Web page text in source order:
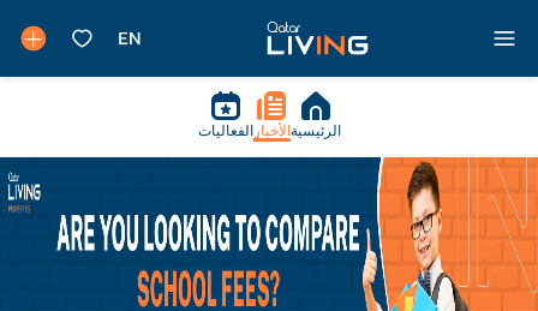
الرئيسية الأخبار الفعاليات